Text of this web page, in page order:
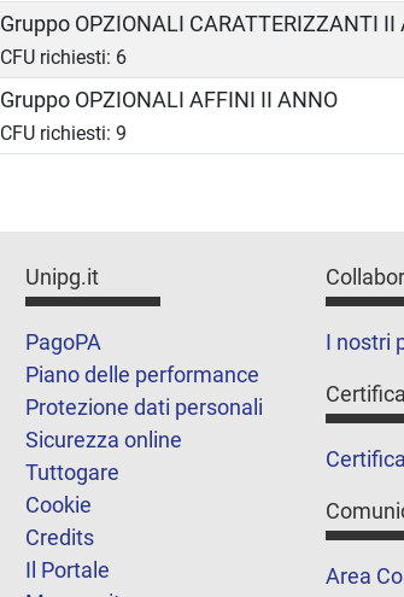
Gruppo OPZIONALI CARATTERIZZANTI II
CFU richiesti: 6
Gruppo OPZIONALI AFFINI II ANNO
CFU richiesti: 9
Unipg.it
PagoPA
Piano delle performance
Protezione dati personali
Sicurezza online
Tuttogare
Cookie
Credits
Il Portale
I nostri
Area